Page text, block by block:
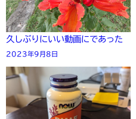
久しぶりにいい動画にであった
2023年9月8日